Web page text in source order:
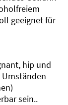
geeignet für
hip und
sein..